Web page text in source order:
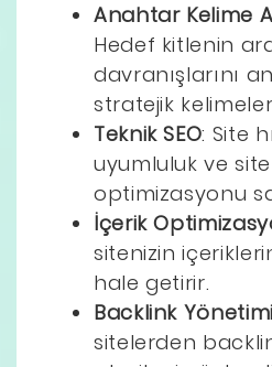
Anahtar Kelime
Hedef kitlenin
davranışlarını
stratejik
Teknik SEO: Site
uyumluluk ve site
optimizasyonu
İçerik
sitenizin
hale getirir.
Backlink Yönetimi
sitelerden